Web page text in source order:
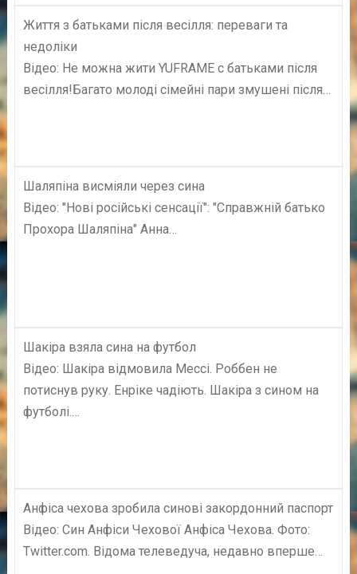
Життя з батьками після весілля: переваги та
недоліки
Відео: Не можна жити YUFRAME c батьками після
весілля!Багато молоді сімейні пари змушені після…
Шаляпіна висміяли через сина
Відео: "Нові російські сенсації": "Справжній батько
Прохора Шаляпіна" Анна…
Шакіра взяла сина на футбол
Відео: Шакіра відмовила Мессі. Роббен не
потиснув руку. Енріке чадіють. Шакіра з сином на
футболі.…
Анфіса чехова зробила синові закордонний паспорт
Відео: Син Анфіси Чехової Анфіса Чехова. Фото:
Twitter.com. Відома телеведуча, недавно вперше…